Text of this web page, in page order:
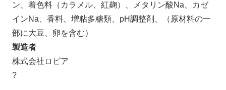
ン、着色料（カラメル、紅麹）、メタリン酸Na、カゼ
インNa、香料、増粘多糖類、pH調整剤、（原材料の一
部に大豆、卵を含む）
製造者
株式会社ロピア
?